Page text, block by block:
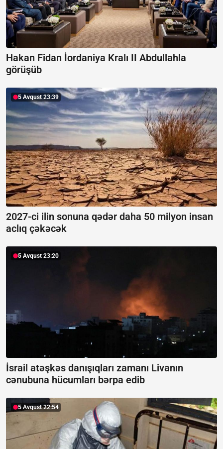
Hakan Fidan İordaniya Kralı II Abdullahla
görüşüb
5 Avqust 23:39
2027-ci ilin sonuna qədər daha 50 milyon insan
aclıq çəkəcək
5 Avqust 23:20
İsrail atəşkəs danışıqları zamanı Livanın
cənubuna hücumları bərpa edib
5 Avqust 22:54